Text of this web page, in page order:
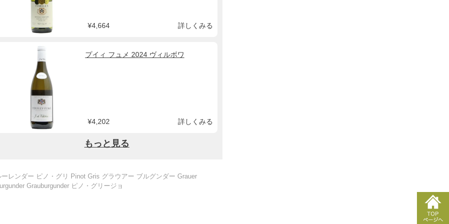
¥4,664 詳しくみる
プイィ フュメ 2024 ヴィルボワ
¥4,202 詳しくみる
もっと見る
ーレンダー ピノ・グリ Pinot Gris グラウアー ブルグンダー Grauer
Grauburgunder ピノ・グリージョ